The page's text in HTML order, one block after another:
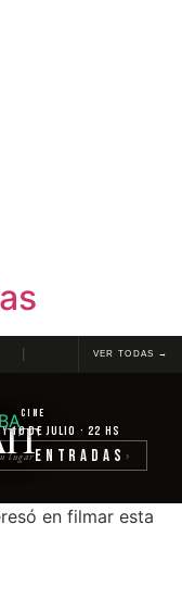
La VénusVER TODAS →
Cine
10 de julio · 22 hs
lugarEntradas ›
en filmar esta